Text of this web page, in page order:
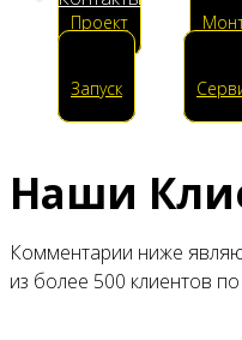
Проект
Запуск
Наши
Комментарии ниже
из более 500 клиентов